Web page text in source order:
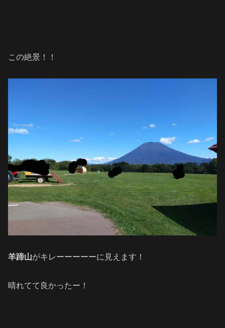
この絶景！！
羊蹄山がキレーーーーーに見えます！
晴れてて良かったー！